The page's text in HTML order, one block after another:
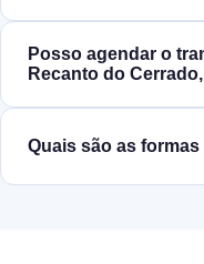
Posso agendar o
Recanto do
Quais são as